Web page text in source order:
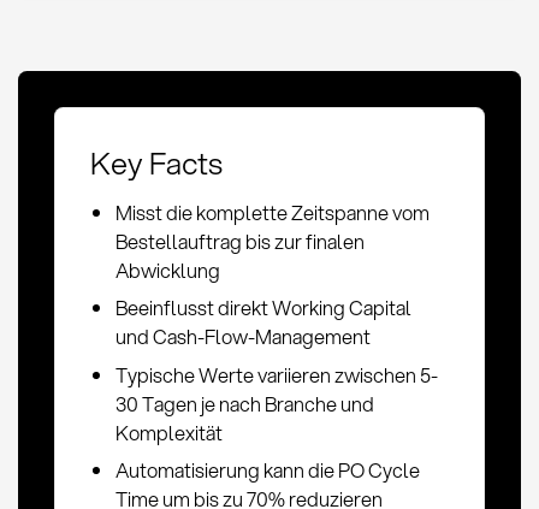
Key Facts
Misst die komplette Zeitspanne vom
Bestellauftrag bis zur finalen
Abwicklung
Beeinflusst direkt Working Capital
und Cash-Flow-Management
Typische Werte variieren zwischen 5-
30 Tagen je nach Branche und
Komplexität
Automatisierung kann die PO Cycle
Time um bis zu 70% reduzieren